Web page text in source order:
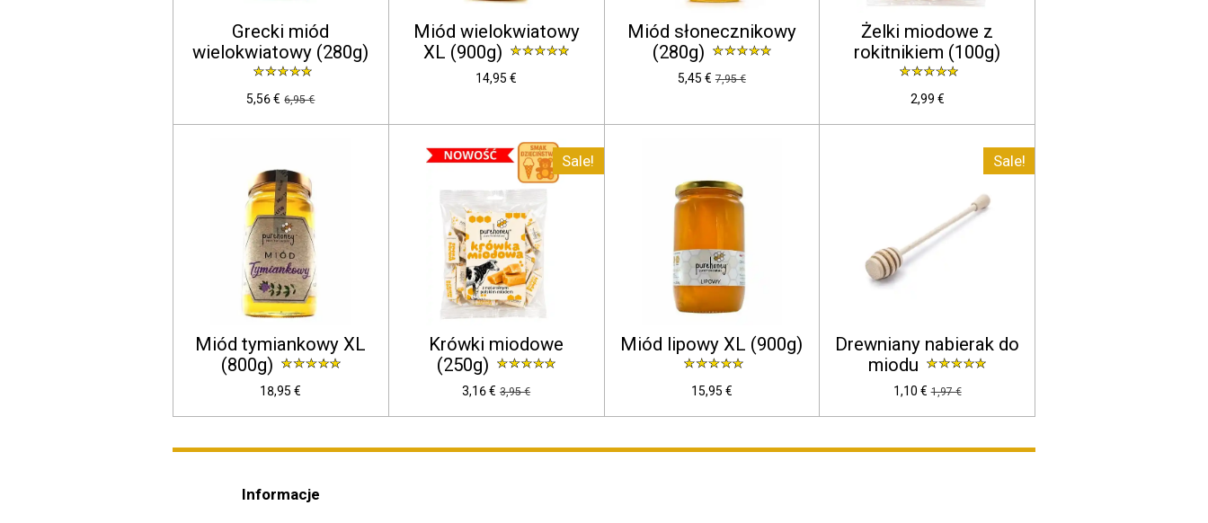
Grecki miód
wielokwiatowy (280g)
5,56 € 6,95 €
Miód wielokwiatowy
XL (900g)
14,95 €
Miód słonecznikowy
(280g)
5,45 € 7,95 €
Żelki miodowe z
rokitnikiem (100g)
2,99 €
Miód tymiankowy XL
(800g)
18,95 €
Sale!
Krówki miodowe
(250g)
3,16 € 3,95 €
Miód lipowy XL (900g)
15,95 €
Sale!
Drewniany nabierak do
miodu
1,10 € 1,97 €
Informacje